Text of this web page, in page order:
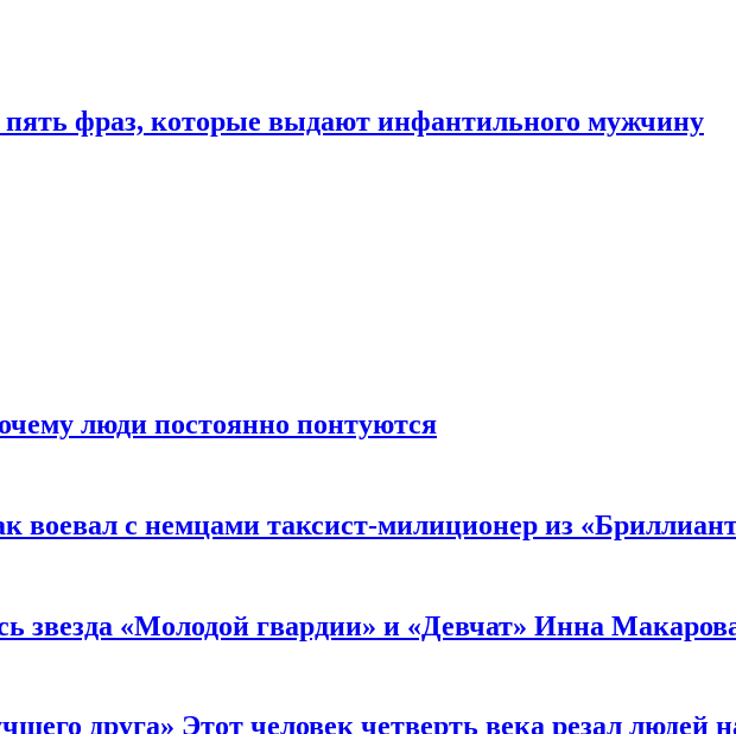
пять фраз, которые выдают инфантильного мужчину
люди постоянно понтуются
воевал с немцами таксист-милиционер из
звезда «Молодой гвардии» и «Девчат» Инна
друга» Этот человек четверть века резал людей